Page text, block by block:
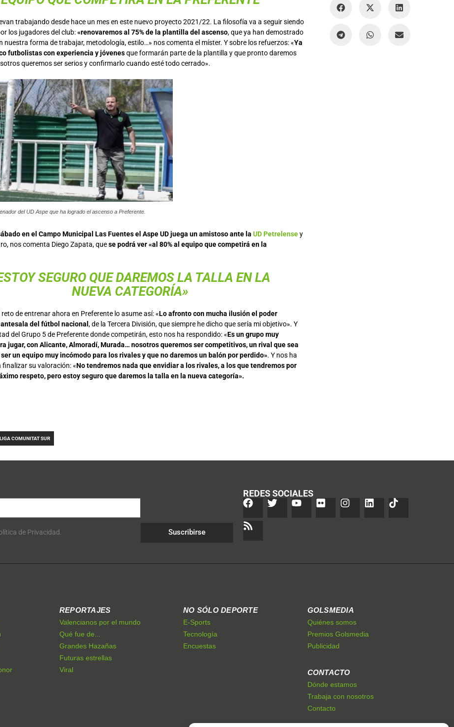
trabajando desde hace un mes en este nuevo proyecto 2021/22. La filosofía va a seguir siendo
los jugadores del club:«renovaremos al 75% de la plantilla del ascenso, que ya han demostrado
nuestra forma de trabajar, metodología, estilo…» nos comenta el míster. Y sobre los refuerzos: «Ya
futbolistas con experiencia y jóvenesque formarán parte de la plantilla y que pronto daremos
queremos ser serios y confirmarlo cuando esté todo cerrado».
del UD Aspe que ha logrado el ascenso a Preferente.
en el Campo Municipal Las Fuentes el Aspe UD juega un amistoso ante la UD Petrelensey
nos comenta Diego Zapata, quese podrá ver «al 80% al equipo que competirá en la
SEGURO QUE DAREMOS LA TALLA EN LA
NUEVA CATEGORÍA»
de entrenar ahora en Preferente lo asume así: «Lo afronto con mucha ilusión el poder
del fútbol nacional , de la Tercera División, que siempre he dicho que sería mi objetivo». Y
del Grupo 5 de Preferente donde competirán, esto nos ha respondido: «Es un grupo muy
jugar, con Alicante, Almoradí, Murada… nosotros queremos ser competitivos, un rival que sea
un equipo muy incómodo para los rivales y que no daremos un balón por perdido». Y nos ha
su valoración: «No tendremos nada que envidiar a los rivales, a los que tendremos por
respeto, pero estoy seguro que daremos la talla en la nueva categoría».
COMUNITAT SUR
de Privacidad. Suscribirse
REDES SOCIALES
REPORTAJES
Valencianos por el mundo
Qué fue de...
Grandes Hazañas
Futuras estrellas
Viral
NO SÓLO DEPORTE
E-Sports
Tecnología
Encuestas
GOLSMEDIA
Quiénes somos
Premios Golsmedia
Publicidad
CONTACTO
Dónde estamos
Trabaja con nosotros
Contacto